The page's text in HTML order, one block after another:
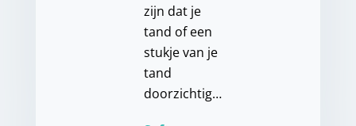
zijn dat je
tand of een
stukje van je
tand
doorzichtig…